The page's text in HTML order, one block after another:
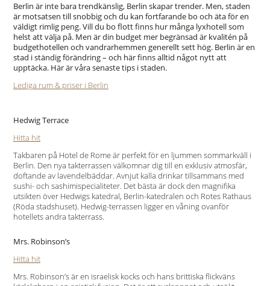
Berlin är inte bara trendkänslig, Berlin skapar trender. Men, staden
är motsatsen till snobbig och du kan fortfarande bo och äta för en
väldigt rimlig peng. Vill du bo flott finns hur många lyxhotell som
helst att välja på. Men är din budget mer begränsad är kvalitén på
budgethotellen och vandrarhemmen generellt sett hög. Berlin är en
stad i ständig förändring – och här finns alltid något nytt att
upptäcka. Här är våra senaste tips i staden.
Lediga rum & priser i Berlin
Hedwig Terrace
Hitta hit
Takbaren på Hotel de Rome är perfekt för en ljummen sommarkväll i
Berlin. Den nya takterrassen välkomnar dig till en exklusiv atmosfär,
doftande av lavendelbäddar. Avnjut kalla drinkar tillsammans med
sushi- och sashimispecialiteter. Det bästa är dock den magnifika
utsikten över Hedwigs katedral, Berlin-katedralen och Rotes Rathaus
(Röda stadshuset). Hedwig-terrassen ligger en våning ovanför
hotellets andra takterrass.
Mrs. Robinson’s
Hitta hit
Mrs. Robinson’s är en israelisk kocks och hans brittiska flickväns